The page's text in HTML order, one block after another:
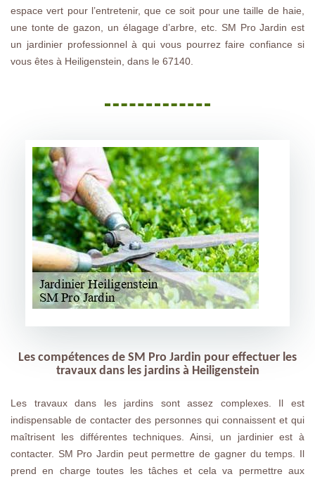
espace vert pour l’entretenir, que ce soit pour une taille de haie,
une tonte de gazon, un élagage d’arbre, etc. SM Pro Jardin est
un jardinier professionnel à qui vous pourrez faire confiance si
vous êtes à Heiligenstein, dans le 67140.
Les compétences de SM Pro Jardin pour effectuer les
travaux dans les jardins à Heiligenstein
Les travaux dans les jardins sont assez complexes. Il est
indispensable de contacter des personnes qui connaissent et qui
maîtrisent les différentes techniques. Ainsi, un jardinier est à
contacter. SM Pro Jardin peut permettre de gagner du temps. Il
prend en charge toutes les tâches et cela va permettre aux